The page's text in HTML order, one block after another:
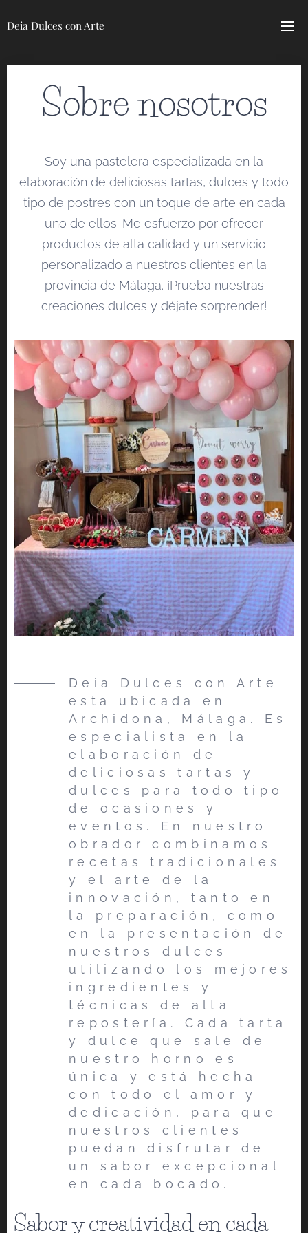
Deia Dulces con Arte
Sobre nosotros
Soy una pastelera especializada en la
elaboración de deliciosas tartas, dulces y todo
tipo de postres con un toque de arte en cada
uno de ellos. Me esfuerzo por ofrecer
productos de alta calidad y un servicio
personalizado a nuestros clientes en la
provincia de Málaga. ¡Prueba nuestras
creaciones dulces y déjate sorprender!
Deia Dulces con Arte
esta ubicada en
Archidona, Málaga. Es
especialista en la
elaboración de
deliciosas tartas y
dulces para todo tipo
de ocasiones y
eventos. En nuestro
obrador combinamos
recetas tradicionales
y el arte de la
innovación, tanto en
la preparación, como
en la presentación de
nuestros dulces
utilizando los mejores
ingredientes y
técnicas de alta
repostería. Cada tarta
y dulce que sale de
nuestro horno es
única y está hecha
con todo el amor y
dedicación, para que
nuestros clientes
puedan disfrutar de
un sabor excepcional
en cada bocado.
Sabor y creatividad en cada